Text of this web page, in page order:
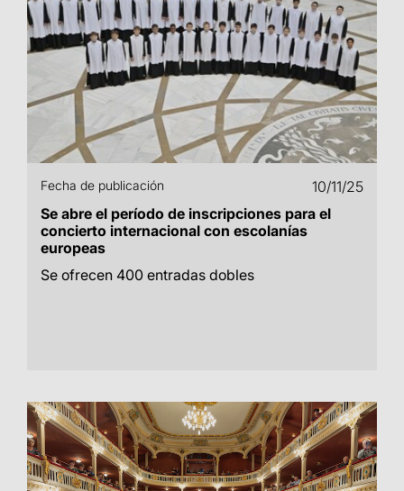
Fecha de publicación
10/11/25
Se abre el período de inscripciones para el
concierto internacional con escolanías
europeas
Se ofrecen 400 entradas dobles